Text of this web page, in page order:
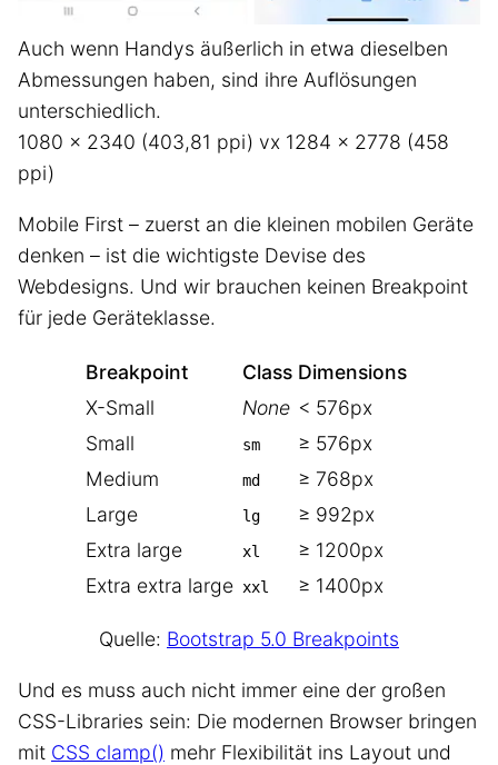
Auch wenn Handys äußerlich in etwa dieselben
Abmessungen haben, sind ihre Auflösungen
unterschiedlich.
1080 x 2340 (403,81 ppi) vx 1284 x 2778 (458
ppi)
Mobile First – zuerst an die kleinen mobilen Geräte
denken – ist die wichtigste Devise des
Webdesigns. Und wir brauchen keinen Breakpoint
für jede Geräteklasse.
Breakpoint Class Dimensions
X-Small
None < 576px
Small
sm
≥ 576px
Medium
md
≥ 768px
Large
lg
≥ 992px
Extra large
xl
≥ 1200px
Extra extra large xxl ≥ 1400px
Quelle: Bootstrap 5.0 Breakpoints
Und es muss auch nicht immer eine der großen
CSS-Libraries sein: Die modernen Browser bringen
mit CSS clamp() mehr Flexibilität ins Layout und